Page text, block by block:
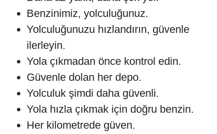
Benzinimiz, yolculuğunuz.
Yolculuğunuzu hızlandırın, güvenle
ilerleyin.
Yola çıkmadan önce kontrol edin.
Güvenle dolan her depo.
Yolculuk şimdi daha güvenli.
Yola hızla çıkmak için doğru benzin.
Her kilometrede güven.